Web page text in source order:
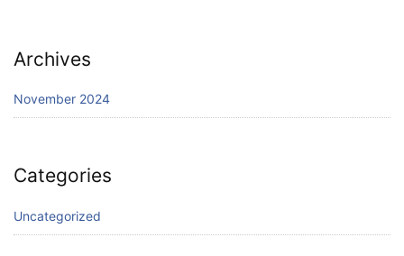
Archives
November 2024
Categories
Uncategorized